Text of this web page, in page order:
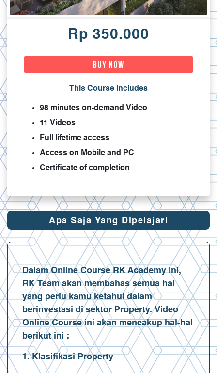
Apa Saja Yang Dipelajari
Dalam Online Course RK Academy ini,
RK Team akan membahas semua hal
yang perlu kamu ketahui dalam
berinvestasi di sektor Property. Video
Online Course ini akan mencakup hal-hal
berikut ini :
1. Klasifikasi Property
Rp 350.000
Buy Now
This Course Includes
98 minutes on-demand Video
11 Videos
Full lifetime access
Access on Mobile and PC
Certificate of completion